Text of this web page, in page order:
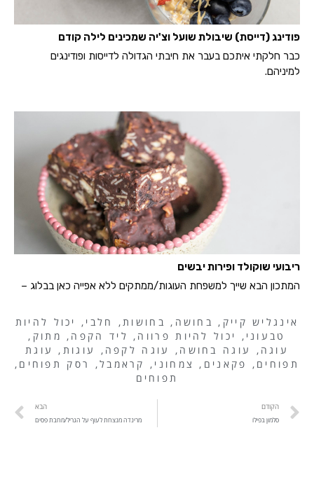
פודינג (דייסת) שיבולת שועל וצ'יה שמכינים לילה קודם
כבר חלקתי איתכם בעבר את חיבתי הגדולה לדייסות ופודינגים
למיניהם.
ריבועי שוקולד ופירות יבשים
המתכון הבא שייך למשפחת העוגות/ממתקים ללא אפייה כאן בבלוג –
אינגליש קייק , בחושה , בחושות , חלבי ,
יכול להיות
טבעוני , יכול להיות פרווה , ליד הקפה , מתוק ,
עוגה , עוגה בחושה , עוגה לקפה , עוגות ,
עוגת
תפוחים , פקאנים , צמחוני , קראמבל, רסק תפוחים ,
תפוחים
הקודם
סלמון בפילו
הבא
מרינדה מנצחת לעוף על הגריל/מחבת פסים